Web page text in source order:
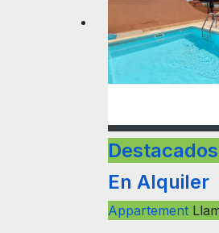
Destacados
En Alquiler
Appartement